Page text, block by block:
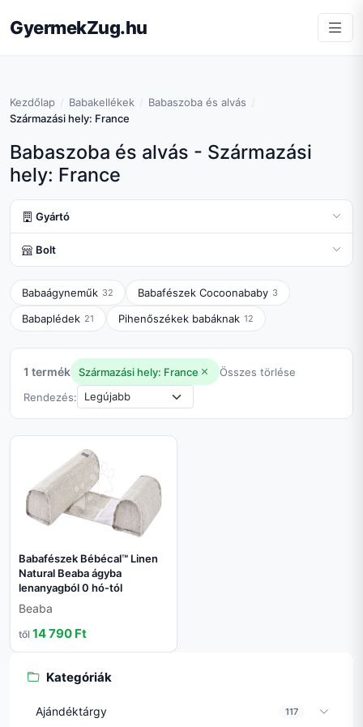
GyermekZug.hu
Kezdőlap Babakellékek
Babaszoba és alvás
Származási hely: France
Babaszoba és alvás - Származási
hely: France
Gyártó
Bolt
Babaágyneműk 32 Babafészek Cocoonababy 3
Babaplédek 21 Pihenőszékek babáknak 12
1 termék Származási hely: France
Összes törlése
Rendezés:
Babafészek Bébécal™ Linen
Natural Beaba ágyba
lenanyagból 0 hó-tól
Beaba
től 14 790 Ft
Kategóriák
Ajándéktárgy 117